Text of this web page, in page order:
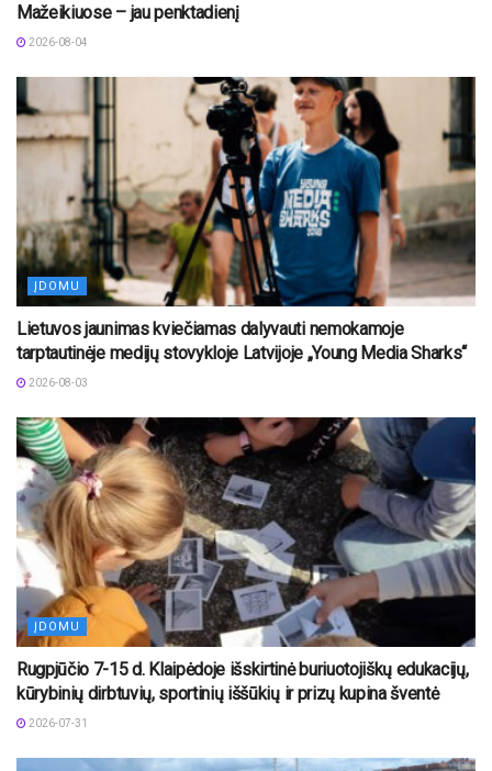
Mažeikiuose – jau penktadienį
2026-08-04
ĮDOMU
Lietuvos jaunimas kviečiamas dalyvauti nemokamoje
tarptautinėje medijų stovykloje Latvijoje „Young Media Sharks“
2026-08-03
ĮDOMU
Rugpjūčio 7-15 d. Klaipėdoje išskirtinė buriuotojiškų edukacijų,
kūrybinių dirbtuvių, sportinių iššūkių ir prizų kupina šventė
2026-07-31